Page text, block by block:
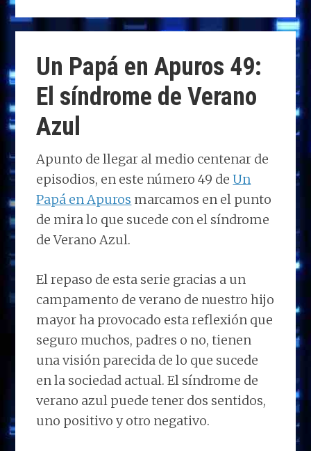
to
d
o
n
ce
b
o
o
k
k
e
dI
n
at
s
A
p
p
e
g
ra
m
m
p
ar
ti
r
Un Papá en Apuros 49:
El síndrome de Verano
Azul
Apunto de llegar al medio centenar de
episodios, en este número 49 deUn
Papá en Apuros marcamos en el punto
de mira lo que sucede con el síndrome
de Verano Azul.
El repaso de esta serie gracias a un
campamento de verano de nuestro hijo
mayor ha provocado esta reflexión que
seguro muchos, padres o no, tienen
una visión parecida de lo que sucede
en la sociedad actual. El síndrome de
verano azul puede tener dos sentidos,
uno positivo y otro negativo.